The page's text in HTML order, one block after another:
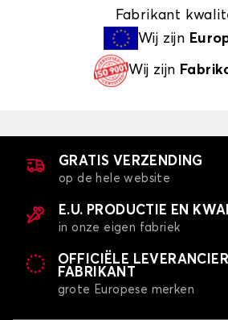
Fabrikant
Wij zijn
Wij zijn
GRATIS VERZENDING
op de hele website
E.U. PRODUCTIE EN
in onze eigen fabriek
OFFICIËLE
FABRIKANT
grote Europese merken